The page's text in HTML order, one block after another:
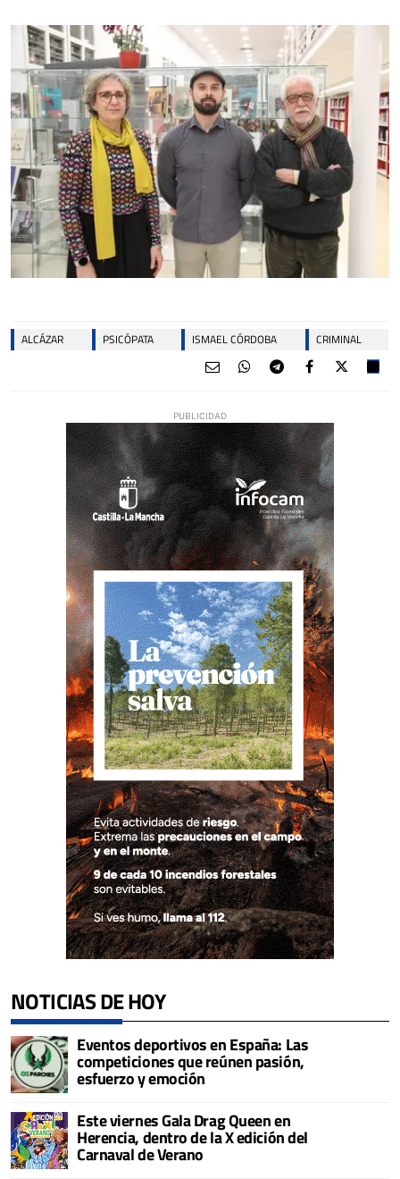
ALCÁZAR PSICÓPATA ISMAEL CÓRDOBA CRIMINAL
NOTICIAS DE HOY
Eventos deportivos en España: Las
competiciones que reúnen pasión,
esfuerzo y emoción
Este viernes Gala Drag Queen en
Herencia, dentro de la X edición del
Carnaval de Verano